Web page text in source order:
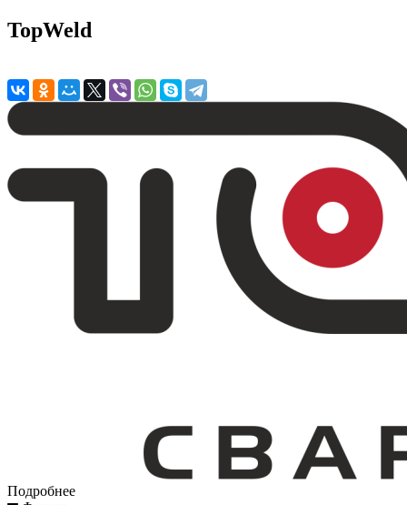
TopWeld
Подробнее